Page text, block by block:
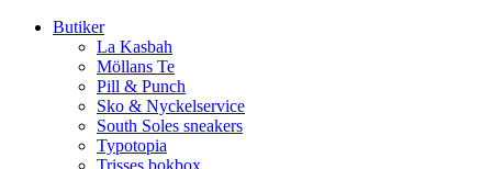
Butiker
La Kasbah
Möllans Te
Pill & Punch
Sko & Nyckelservice
South Soles sneakers
Typotopia
Trisses bokbox